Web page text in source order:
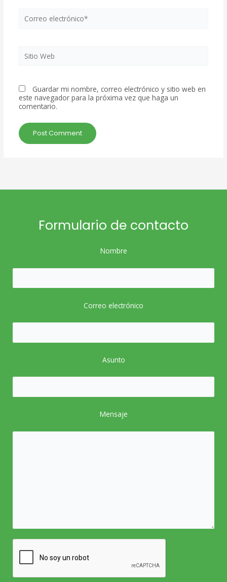
electrónico*
Web
Guardar mi nombre, correo electrónico y sitio web en
este navegador para la próxima vez que haga un
comentario.
Formulario de contacto
Nombre
Correo electrónico
Asunto
Mensaje